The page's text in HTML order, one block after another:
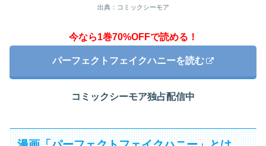
出典：コミックシーモア
今なら1巻70%OFFで読める！
パーフェクトフェイクハニーを読む
コミックシーモア独占配信中